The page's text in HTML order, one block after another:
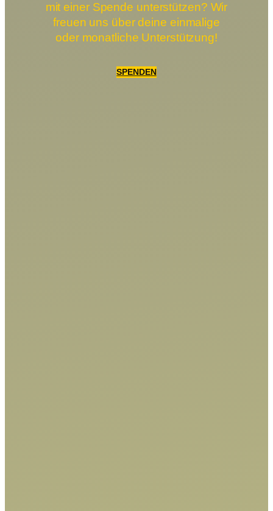
mit einer Spende unterstützen? Wir
freuen uns über deine einmalige
oder monatliche Unterstützung!
SPENDEN